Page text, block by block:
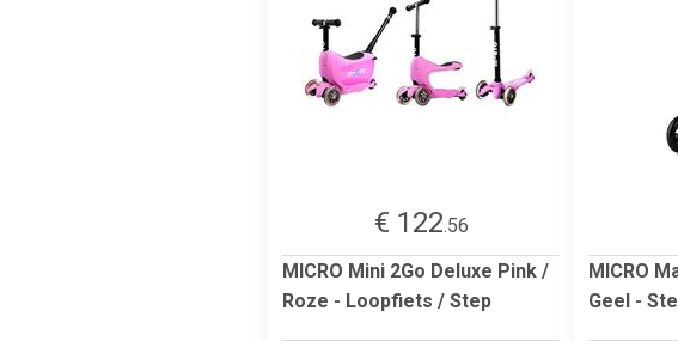
€ 122.56
MICRO Mini 2Go Deluxe Pink /
Roze - Loopfiets / Step
MICRO
Geel -